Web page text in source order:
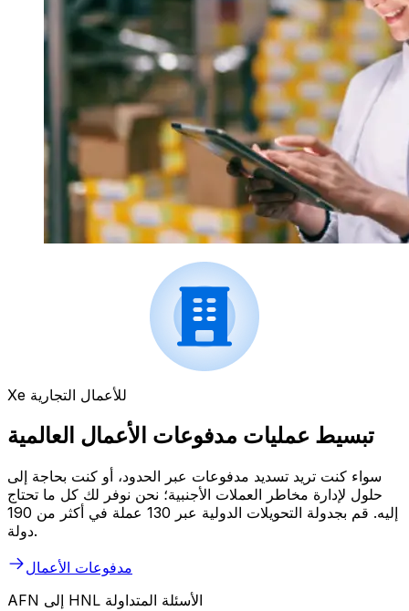
Xe للأعمال التجارية
تبسيط عمليات مدفوعات الأعمال العالمية
سواء كنت تريد تسديد مدفوعات عبر الحدود، أو كنت بحاجة إلى
حلول لإدارة مخاطر العملات الأجنبية؛ نحن نوفر لك كل ما تحتاج
إليه. قم بجدولة التحويلات الدولية عبر 130 عملة في أكثر من 190
دولة.
مدفوعات الأعمال
AFN إلى HNL الأسئلة المتداولة